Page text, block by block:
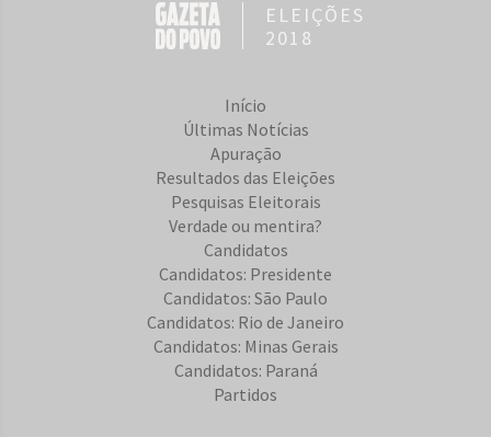
ELEIÇÕES
2018
Início
Últimas Notícias
Apuração
Resultados das Eleições
Pesquisas Eleitorais
Verdade ou mentira?
Candidatos
Candidatos: Presidente
Candidatos: São Paulo
Candidatos: Rio de Janeiro
Candidatos: Minas Gerais
Candidatos: Paraná
Partidos